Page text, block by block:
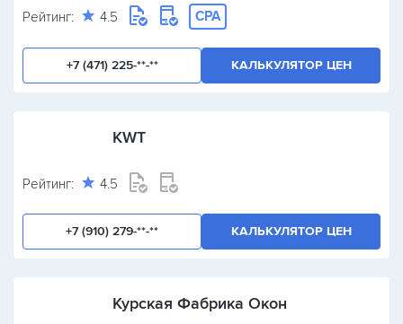
Рейтинг: 4.5 CPA
+7 (471) 225-**-** КАЛЬКУЛЯТОР ЦЕН
KWT
Рейтинг: 4.5
+7 (910) 279-**-** КАЛЬКУЛЯТОР ЦЕН
Курская Фабрика Окон